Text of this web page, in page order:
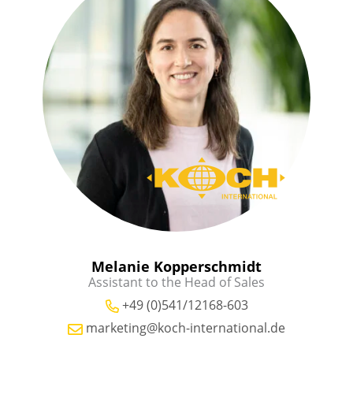
Melanie Kopperschmidt
Assistant to the Head of Sales
+49 (0)541/12168-603
marketing@koch-international.de